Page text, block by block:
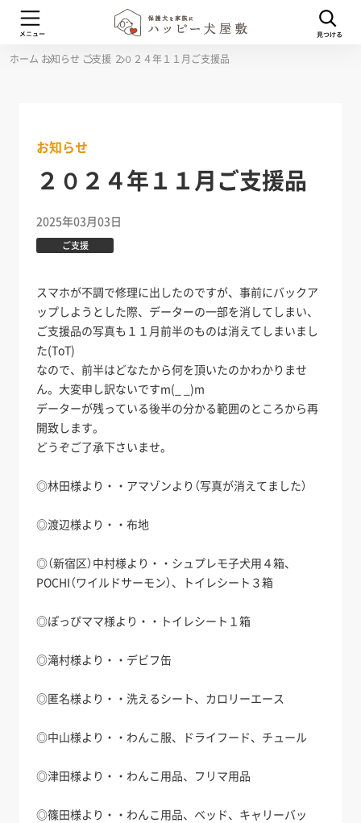
ホーム お知らせ ご支援 ２０２４年１１月ご支援品
お知らせ
２０２４年１１月ご支援品
2025年03月03日
ご支援
スマホが不調で修理に出したのですが、事前にバックア
ップしようとした際、データーの一部を消してしまい、
ご支援品の写真も１１月前半のものは消えてしまいまし
た(ToT)
なので、前半はどなたから何を頂いたのかわかりませ
ん。大変申し訳ないですm(_ _)m
データーが残っている後半の分かる範囲のところから再
開致します。
どうぞご了承下さいませ。
◎林田様より・・アマゾンより（写真が消えてました）
◎渡辺様より・・布地
◎（新宿区）中村様より・・シュプレモ子犬用４箱、
POCHI（ワイルドサーモン）、トイレシート３箱
◎ぽっぴママ様より・・トイレシート１箱
◎滝村様より・・デビフ缶
◎匿名様より・・洗えるシート、カロリーエース
◎中山様より・・わんこ服、ドライフード、チュール
◎津田様より・・わんこ用品、フリマ用品
◎篠田様より・・わんこ用品、ベッド、キャリーバッ